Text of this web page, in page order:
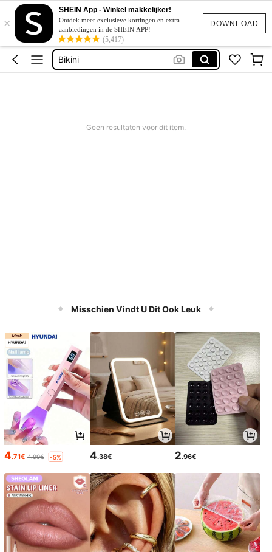
DOWNLOAD
×
SHEIN App - Winkel makkelijker!
Ontdek meer exclusieve kortingen en extra
aanbiedingen in de SHEIN APP!
(5,417)
Katoen
Squishy
Bikini
Trouwjurk
Geen resultaten voor dit item.
Misschien Vindt U Dit Ook Leuk
4.71€ 4.99€ -5% 4.38€ 2.96€